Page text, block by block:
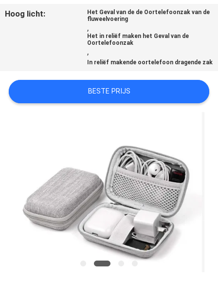
Hoog licht:
Het Geval van de de Oortelefoonzak van de
fluweelvoering
,
Het in reliëf maken het Geval van de
Oortelefoonzak
,
In reliëf makende oortelefoon dragende zak
BESTE PRIJS